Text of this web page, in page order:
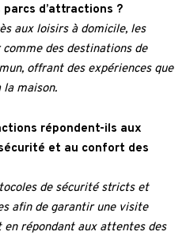
d’attractions ?
aux loisirs à domicile, les
des destinations de
offrant des expériences que
la maison.
répondent-ils aux
et au confort des
de sécurité stricts et
afin de garantir une visite
en répondant aux attentes des